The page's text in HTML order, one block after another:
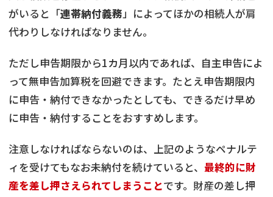
がいると「連帯納付義務」によってほかの相続人が肩
代わりしなければなりません。
ただし申告期限から1カ月以内であれば、自主申告によ
って無申告加算税を回避できます。たとえ申告期限内
に申告・納付できなかったとしても、できるだけ早め
に申告・納付することをおすすめします。
注意しなければならないのは、上記のようなペナルテ
ィを受けてもなお未納付を続けていると、 最終的に財
産を差し押さえられてしまうことです。財産の差し押